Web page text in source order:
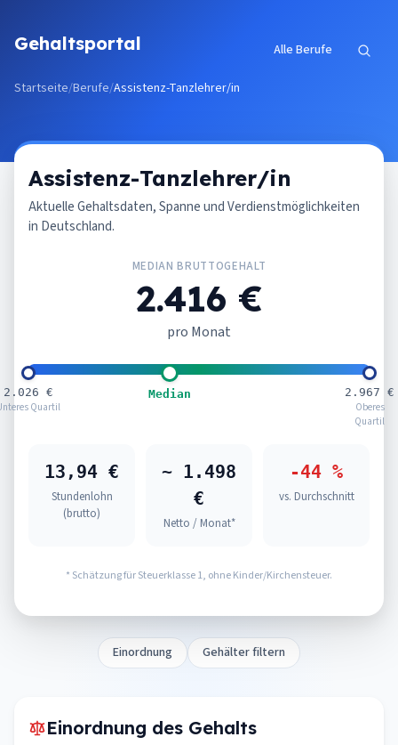
Gehaltsportal Alle Berufe
Startseite/Berufe/Assistenz-Tanzlehrer/in
Assistenz-Tanzlehrer/in
Aktuelle Gehaltsdaten, Spanne und Verdienstmöglichkeiten
in Deutschland.
MEDIAN BRUTTOGEHALT
2.416 €
pro Monat
2.026 €
Quartil
Median
2.967 €
Oberes
Quartil
13,94 €
Stundenlohn
(brutto)
~ 1.498
€
Netto / Monat*
-44 %
vs. Durchschnitt
* Schätzung für Steuerklasse 1, ohne Kinder/Kirchensteuer.
Einordnung Gehälter filtern
Einordnung des Gehalts